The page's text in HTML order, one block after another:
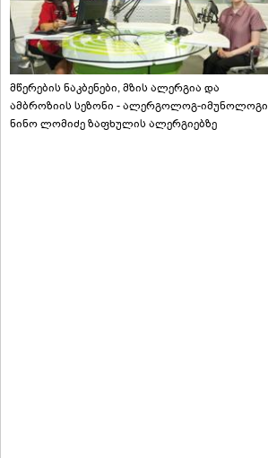
მწერების ნაკბენები, მზის ალერგია და
ამბროზიის სეზონი - ალერგოლოგ-იმუნოლოგი
ნინო ლომიძე ზაფხულის ალერგიებზე